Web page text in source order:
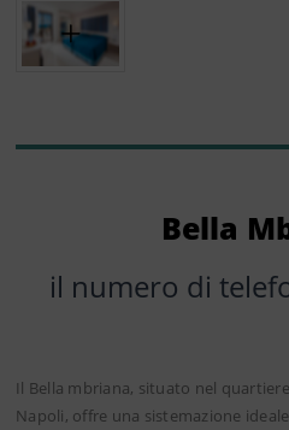
Bella
il numero di
Il Bella mbriana, situato nel
Napoli, offre una sistemazione